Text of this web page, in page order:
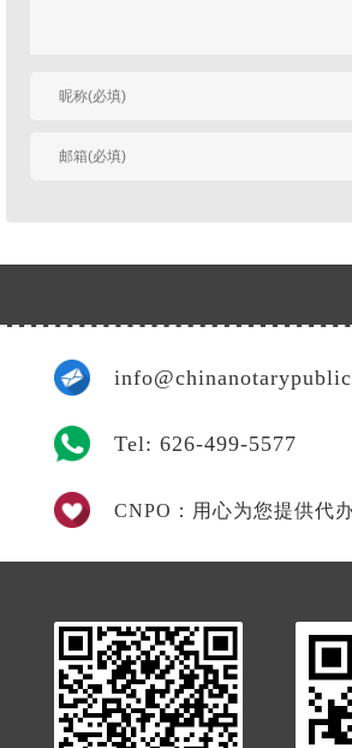
有人回复时邮件通知
我
Tel: 626-499-5577
CNPO：用心为您提供代